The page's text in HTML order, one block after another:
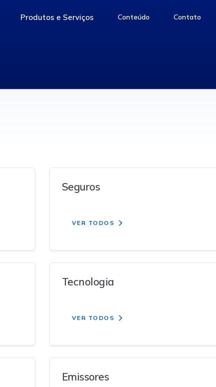
the-page access-the-page
Produtos e Serviços access-the-page
Conteúdo access-
Contato
Seguros
VER TODOS
Tecnologia
VER TODOS
Emissores